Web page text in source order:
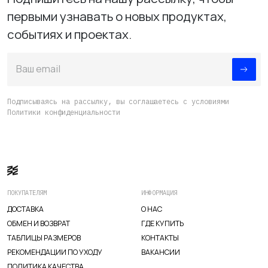
ПОКУПАТЕЛЯМ
ДОСТАВКА
ОБМЕН И ВОЗВРАТ
ТАБЛИЦЫ РАЗМЕРОВ
РЕКОМЕНДАЦИИ ПО УХОДУ
ИНФОРМАЦИЯ
О НАС
ГДЕ КУПИТЬ
КОНТАКТЫ
ВАКАНСИИ
первыми узнавать о новых продуктах,
событиях и проектах.
Ваш email
Подписываясь на рассылку, вы соглашаетесь с условиями
Политики конфиденциальности